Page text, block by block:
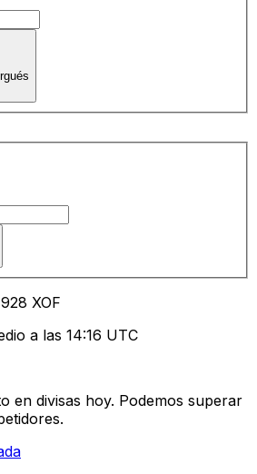
XOF
a las 14:16 UTC
en divisas hoy. Podemos superar